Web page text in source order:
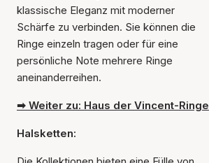
klassische Eleganz mit moderner
Schärfe zu verbinden. Sie können die
Ringe einzeln tragen oder für eine
persönliche Note mehrere Ringe
aneinanderreihen.
➡ Weiter zu: Haus der Vincent-Ringe
Halsketten: